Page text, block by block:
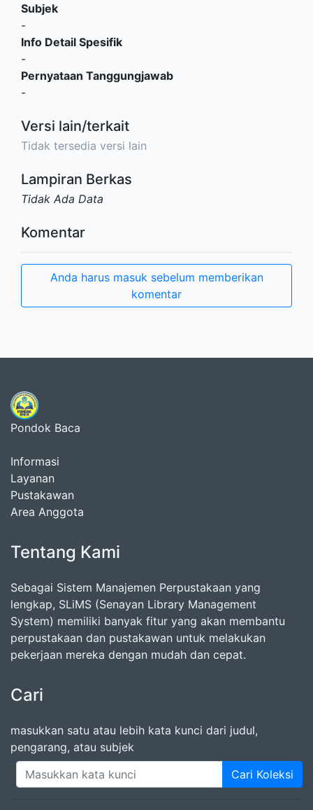
Subjek
-
Info Detail Spesifik
-
Pernyataan Tanggungjawab
-
Versi lain/terkait
Tidak tersedia versi lain
Lampiran Berkas
Tidak Ada Data
Komentar
Anda harus masuk sebelum memberikan
komentar
Pondok Baca
Informasi
Layanan
Pustakawan
Area Anggota
Tentang Kami
Sebagai Sistem Manajemen Perpustakaan yang
lengkap, SLiMS (Senayan Library Management
System) memiliki banyak fitur yang akan membantu
perpustakaan dan pustakawan untuk melakukan
pekerjaan mereka dengan mudah dan cepat.
Cari
masukkan satu atau lebih kata kunci dari judul,
pengarang, atau subjek
Cari Koleksi